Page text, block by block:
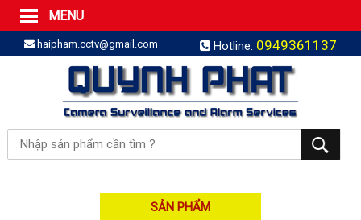
MENU
Trang Chủ
Sản phẩm
SẢN PHẨM TRỌN GÓI
LẮP BÁO TRỘM TRỌN GÓI
LẮP CAMERA TRỌN GÓI
Camera IP
Camera IP KBVISION
haipham.cctv@gmail.com Hotline: 0949361137
SẢN PHẨM